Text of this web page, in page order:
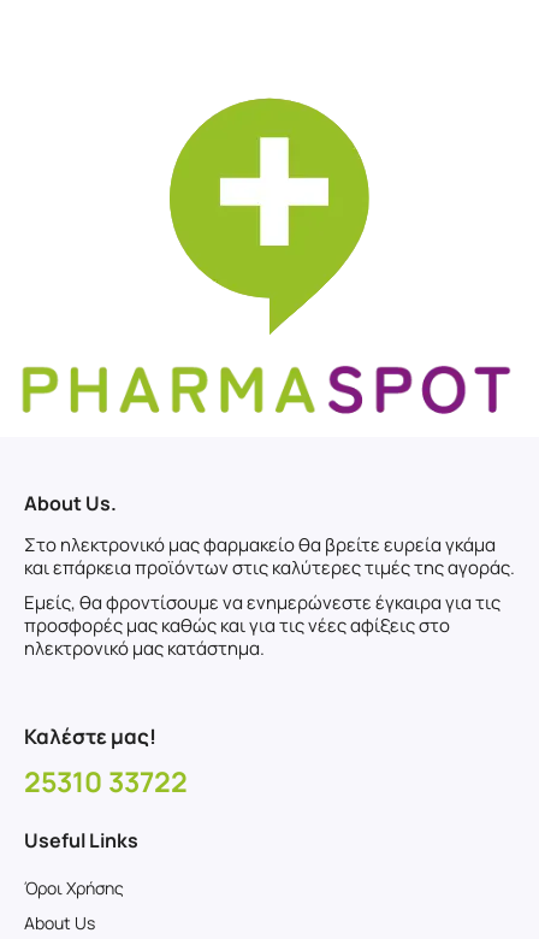
About Us.
Στο ηλεκτρονικό μας φαρμακείο θα βρείτε ευρεία γκάμα
και επάρκεια προϊόντων στις καλύτερες τιμές της αγοράς.
Εμείς, θα φροντίσουμε να ενημερώνεστε έγκαιρα για τις
προσφορές μας καθώς και για τις νέες αφίξεις στο
ηλεκτρονικό μας κατάστημα.
Καλέστε μας!
25310 33722
Useful Links
Όροι Χρήσης
About Us